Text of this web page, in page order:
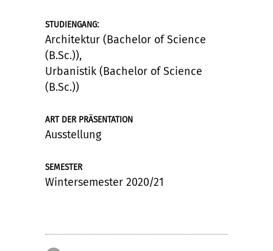
STUDIENGANG:
Architektur (Bachelor of Science
(B.Sc.)),
Urbanistik (Bachelor of Science
(B.Sc.))
ART DER PRÄSENTATION
Ausstellung
SEMESTER
Wintersemester 2020/21